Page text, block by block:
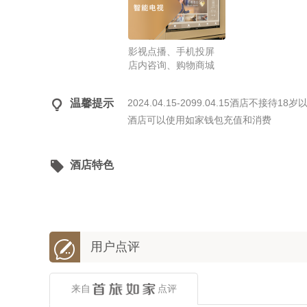
影视点播、手机投屏
店内咨询、购物商城
 温馨提示
2024.04.15-2099.04.15酒店不接待18岁
酒店可以使用如家钱包充值和消费
 酒店特色
 用户点评
来自 点评